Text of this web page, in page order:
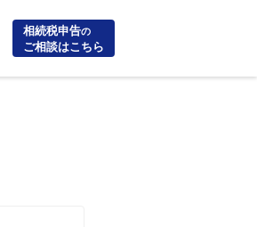
相続税申告の
ご相談はこちら